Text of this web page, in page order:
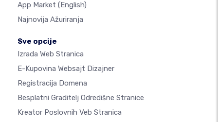
App Market (English)
Najnovija Ažuriranja
Sve opcije
Izrada Web Stranica
E-Kupovina Websajt Dizajner
Registracija Domena
Besplatni Graditelj Odredišne Stranice
Kreator Poslovnih Veb Stranica